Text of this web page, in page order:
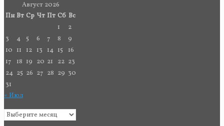
Август 2026
Пн Вт Ср Чт Пт Сб Вс
1
2
3
4 5 6 7 8
9
10 11 12 13 14 15
16
17
18 19 20 21 22 23
24 25 26 27 28 29 30
31
« Июл